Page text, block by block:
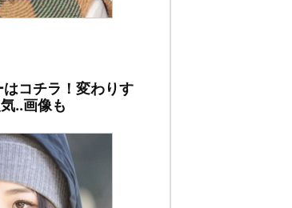
コチラ！変わりす
..画像も